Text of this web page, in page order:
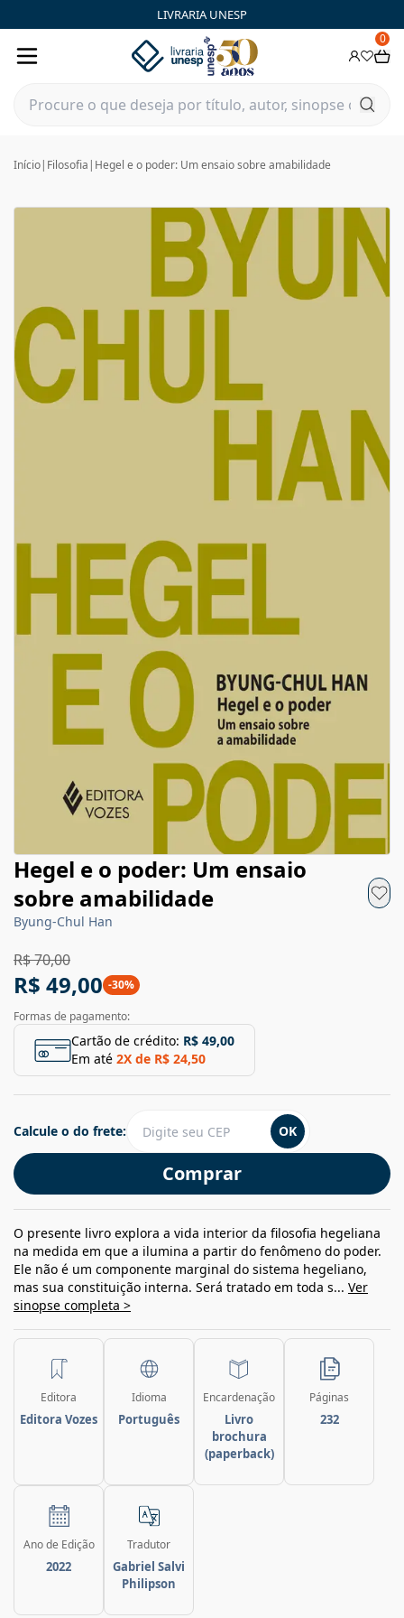
LIVRARIA UNESP
0
Início| Filosofia | Hegel e o poder: Um ensaio sobre amabilidade
Hegel e o poder: Um ensaio
sobre amabilidade
Byung-Chul Han
R$ 70,00
R$ 49,00 -30%
Formas de pagamento:
Cartão de crédito: R$ 49,00
Em até 2X de R$ 24,50
Comprar
Calcule o do frete: OK
O presente livro explora a vida interior da filosofia hegeliana
na medida em que a ilumina a partir do fenômeno do poder.
Ele não é um componente marginal do sistema hegeliano,
mas sua constituição interna. Será tratado em toda s... Ver
sinopse completa >
Editora
Editora Vozes
Idioma
Português
Encardenação
Livro
brochura
(paperback)
Páginas
232
Ano de Edição
2022
Tradutor
Gabriel Salvi
Philipson